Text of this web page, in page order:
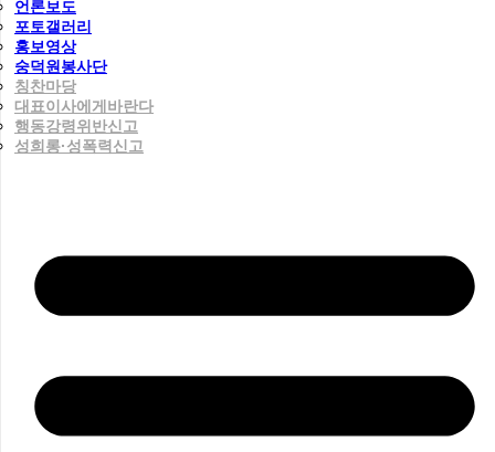
언론보도
포토갤러리
홍보영상
숭덕원봉사단
칭찬마당
대표이사에게바란다
행동강령위반신고
성희롱·성폭력신고